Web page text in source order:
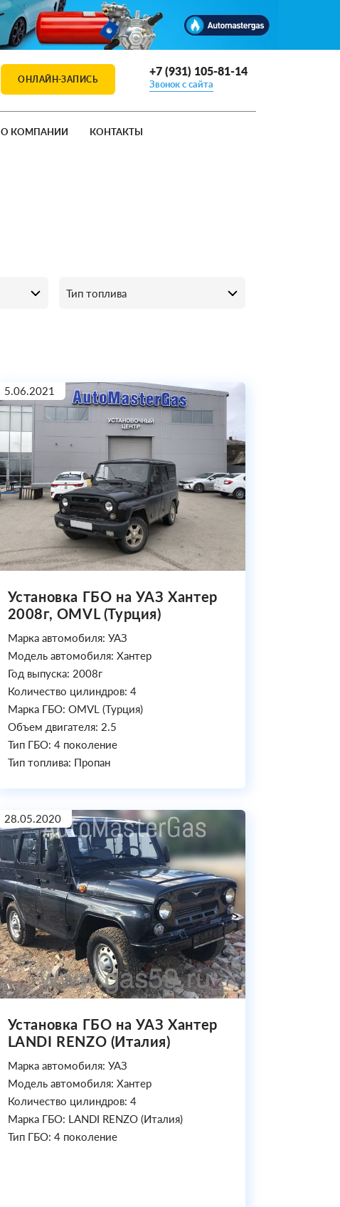
ОНЛАЙН-ЗАПИСЬ
+7 (931) 105-81-14
Звонок с сайта
О КОМПАНИИ КОНТАКТЫ
5.06.2021
Установка ГБО на УАЗ Хантер
2008г, OMVL (Турция)
Марка автомобиля: УАЗ
Модель автомобиля: Хантер
Год выпуска: 2008г
Количество цилиндров: 4
Марка ГБО: OMVL (Турция)
Объем двигателя: 2.5
Тип ГБО: 4 поколение
Тип топлива: Пропан
28.05.2020
Установка ГБО на УАЗ Хантер
LANDI RENZO (Италия)
Марка автомобиля: УАЗ
Модель автомобиля: Хантер
Количество цилиндров: 4
Марка ГБО: LANDI RENZO (Италия)
Тип ГБО: 4 поколение